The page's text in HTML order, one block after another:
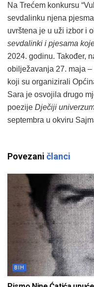
Na Trećem konkursu
sevdalinku njena pjesma
uvrštena je u uži izbor i
sevdalinki i pjesama
2024. godinu. Također,
obilježavanja 27. maja
koji su organizirali
Sara je osvojila drugo
poezije Dječiji
septembra u okviru
Povezani članci
BIH